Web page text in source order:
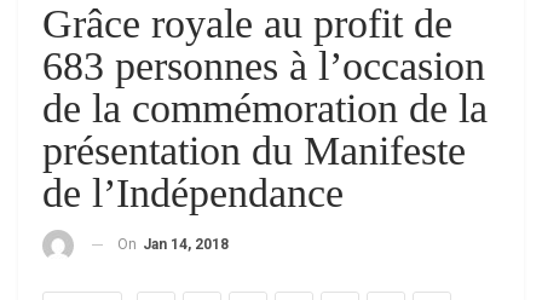
Grâce royale au profit de
683 personnes à l’occasion
de la commémoration de la
présentation du Manifeste
de l’Indépendance
On Jan 14, 2018